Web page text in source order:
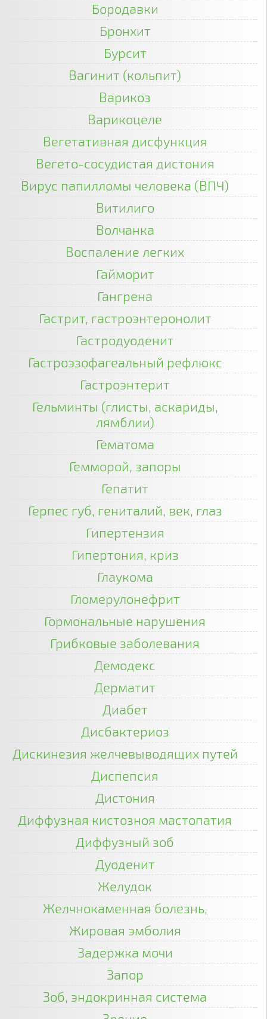
Бородавки
Бронхит
Бурсит
Вагинит (кольпит)
Варикоз
Варикоцеле
Вегетативная дисфункция
Вегето-сосудистая дистония
Вирус папилломы человека (ВПЧ)
Витилиго
Волчанка
Воспаление легких
Гайморит
Гангрена
Гастрит, гастроэнтеронолит
Гастродуоденит
Гастроэзофагеальный рефлюкс
Гастроэнтерит
Гельминты (глисты, аскариды,
лямблии)
Гематома
Гемморой, запоры
Гепатит
Герпес губ, гениталий, век, глаз
Гипертензия
Гипертония, криз
Глаукома
Гломерулонефрит
Гормональные нарушения
Грибковые заболевания
Демодекс
Дерматит
Диабет
Дисбактериоз
Дискинезия желчевыводящих путей
Диспепсия
Дистония
Диффузная кистозноя мастопатия
Диффузный зоб
Дуоденит
Желудок
Желчнокаменная болезнь,
Жировая эмболия
Задержка мочи
Запор
Зоб, эндокринная система